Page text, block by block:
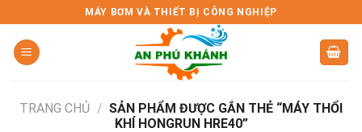
to
content
MÁY BƠM VÀ THIẾT BỊ CÔNG NGHIỆP
TRANG CHỦ / SẢN PHẨM ĐƯỢC GẮN THẺ “MÁY THỔI
KHÍ HONGRUN HRE40”